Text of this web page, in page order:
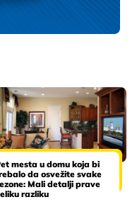
mesta u domu koja bi
da osvežite svake
Mali detalji prave
razliku